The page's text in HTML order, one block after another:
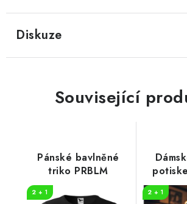
Diskuze
Související
Pánské bavlněné
triko PRBLM
2 + 1
problém
2 + 1